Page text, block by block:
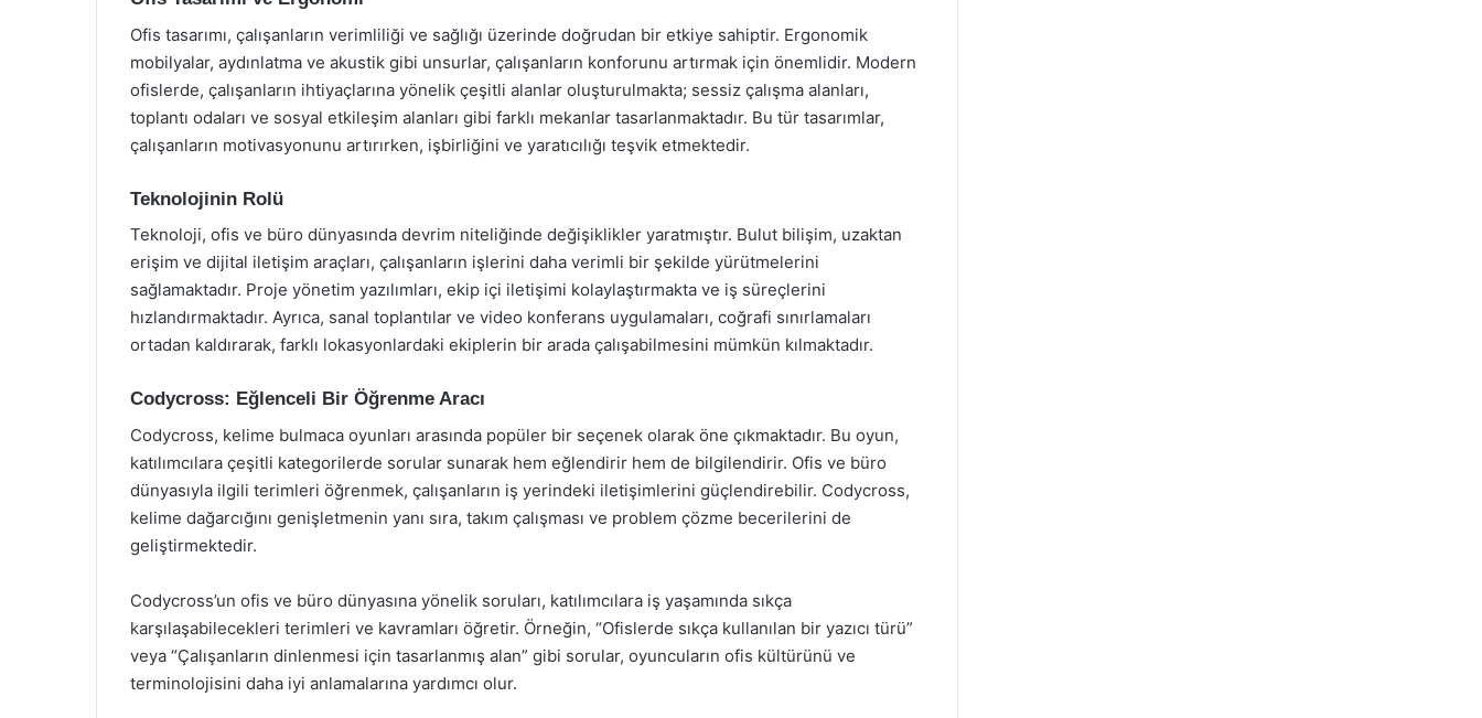
Ofis tasarımı, çalışanların verimliliği ve sağlığı üzerinde doğrudan bir etkiye sahiptir. Ergonomik
mobilyalar, aydınlatma ve akustik gibi unsurlar, çalışanların konforunu artırmak için önemlidir. Modern
ofislerde, çalışanların ihtiyaçlarına yönelik çeşitli alanlar oluşturulmakta; sessiz çalışma alanları,
toplantı odaları ve sosyal etkileşim alanları gibi farklı mekanlar tasarlanmaktadır. Bu tür tasarımlar,
çalışanların motivasyonunu artırırken, işbirliğini ve yaratıcılığı teşvik etmektedir.
Teknolojinin Rolü
Teknoloji, ofis ve büro dünyasında devrim niteliğinde değişiklikler yaratmıştır. Bulut bilişim, uzaktan
erişim ve dijital iletişim araçları, çalışanların işlerini daha verimli bir şekilde yürütmelerini
sağlamaktadır. Proje yönetim yazılımları, ekip içi iletişimi kolaylaştırmakta ve iş süreçlerini
hızlandırmaktadır. Ayrıca, sanal toplantılar ve video konferans uygulamaları, coğrafi sınırlamaları
ortadan kaldırarak, farklı lokasyonlardaki ekiplerin bir arada çalışabilmesini mümkün kılmaktadır.
Codycross: Eğlenceli Bir Öğrenme Aracı
Codycross, kelime bulmaca oyunları arasında popüler bir seçenek olarak öne çıkmaktadır. Bu oyun,
katılımcılara çeşitli kategorilerde sorular sunarak hem eğlendirir hem de bilgilendirir. Ofis ve büro
dünyasıyla ilgili terimleri öğrenmek, çalışanların iş yerindeki iletişimlerini güçlendirebilir. Codycross,
kelime dağarcığını genişletmenin yanı sıra, takım çalışması ve problem çözme becerilerini de
geliştirmektedir.
Codycross’un ofis ve büro dünyasına yönelik soruları, katılımcılara iş yaşamında sıkça
karşılaşabilecekleri terimleri ve kavramları öğretir. Örneğin, “Ofislerde sıkça kullanılan bir yazıcı türü”
veya “Çalışanların dinlenmesi için tasarlanmış alan” gibi sorular, oyuncuların ofis kültürünü ve
terminolojisini daha iyi anlamalarına yardımcı olur.